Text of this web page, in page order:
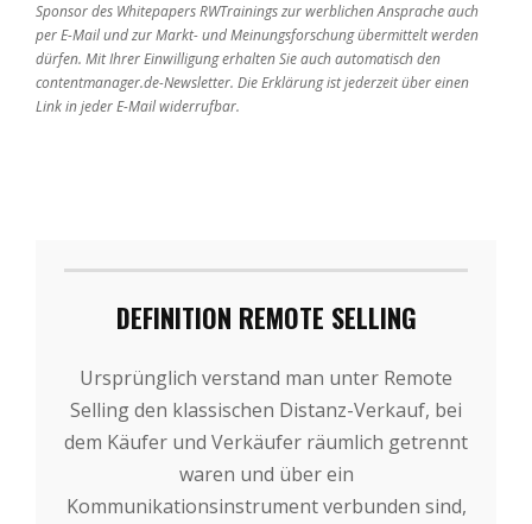
Sponsor des Whitepapers RWTrainings zur werblichen Ansprache auch
per E-Mail und zur Markt- und Meinungsforschung übermittelt werden
dürfen. Mit Ihrer Einwilligung erhalten Sie auch automatisch den
contentmanager.de-Newsletter. Die Erklärung ist jederzeit über einen
Link in jeder E-Mail widerrufbar.
DEFINITION REMOTE SELLING
Ursprünglich verstand man unter Remote
Selling den klassischen Distanz-Verkauf, bei
dem Käufer und Verkäufer räumlich getrennt
waren und über ein
Kommunikationsinstrument verbunden sind,